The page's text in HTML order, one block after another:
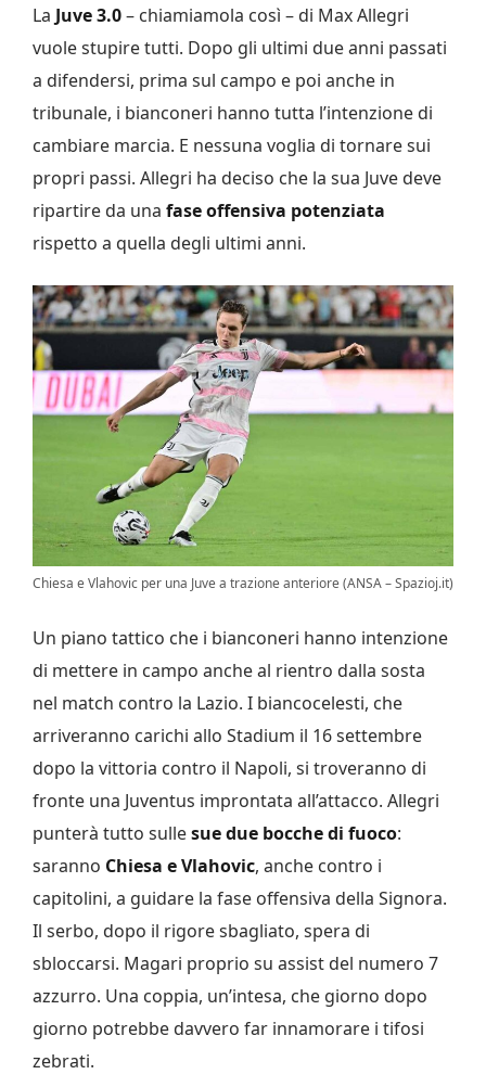
La Juve 3.0– chiamiamola così – di Max Allegri
vuole stupire tutti. Dopo gli ultimi due anni passati
a difendersi, prima sul campo e poi anche in
tribunale, i bianconeri hanno tutta l’intenzione di
cambiare marcia. E nessuna voglia di tornare sui
propri passi. Allegri ha deciso che la sua Juve deve
ripartire da una fase offensiva potenziata
rispetto a quella degli ultimi anni.
Chiesa e Vlahovic per una Juve a trazione anteriore (ANSA – Spazioj.it)
Un piano tattico che i bianconeri hanno intenzione
di mettere in campo anche al rientro dalla sosta
nel match contro la Lazio. I biancocelesti, che
arriveranno carichi allo Stadium il 16 settembre
dopo la vittoria contro il Napoli, si troveranno di
fronte una Juventus improntata all’attacco. Allegri
punterà tutto sullesue due bocche di fuoco:
saranno Chiesa e Vlahovic, anche contro i
capitolini, a guidare la fase offensiva della Signora.
Il serbo, dopo il rigore sbagliato, spera di
sbloccarsi. Magari proprio su assist del numero 7
azzurro. Una coppia, un’intesa, che giorno dopo
giorno potrebbe davvero far innamorare i tifosi
zebrati.